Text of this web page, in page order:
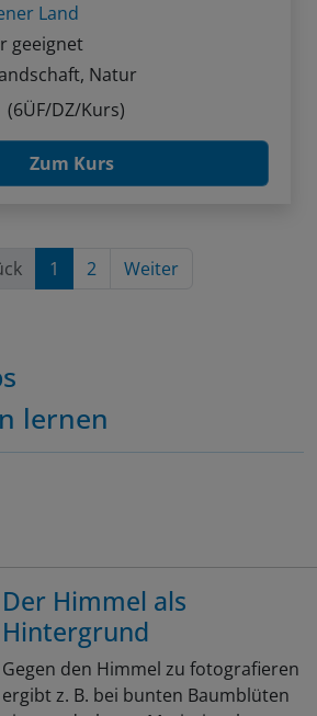
Land
geeignet
Natur
(6ÜF/DZ/Kurs)
Zum Kurs
1 2 Weiter
lernen
Der Himmel als
Hintergrund
Gegen den Himmel zu fotografieren
ergibt z. B. bei bunten Baumblüten